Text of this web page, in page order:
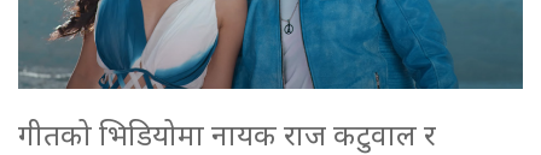
गीतको भिडियोमा नायक राज कटुवाल र